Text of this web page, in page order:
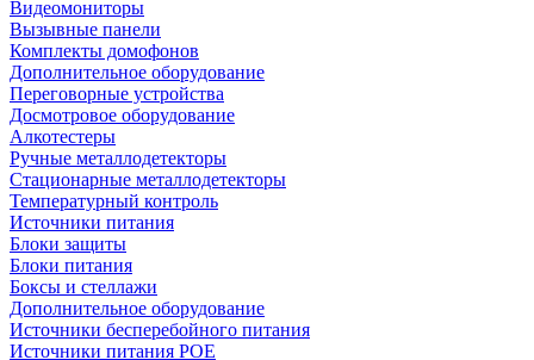
Видеомониторы
Вызывные панели
Комплекты домофонов
Дополнительное оборудование
Переговорные устройства
Досмотровое оборудование
Алкотестеры
Ручные металлодетекторы
Стационарные металлодетекторы
Температурный контроль
Источники питания
Блоки защиты
Блоки питания
Боксы и стеллажи
Дополнительное оборудование
Источники бесперебойного питания
Источники питания POE